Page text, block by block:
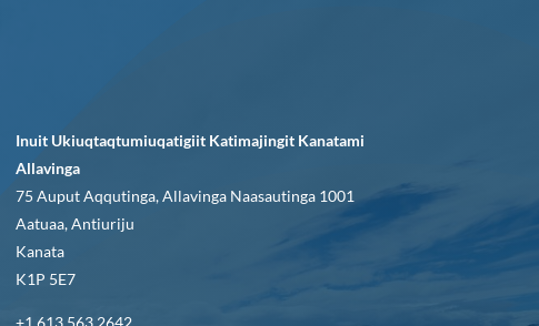
Inuit Ukiuqtaqtumiuqatigiit Katimajingit Kanatami
Allavinga
75 Auput Aqqutinga, Allavinga Naasautinga 1001
Aatuaa, Antiuriju
Kanata
K1P 5E7